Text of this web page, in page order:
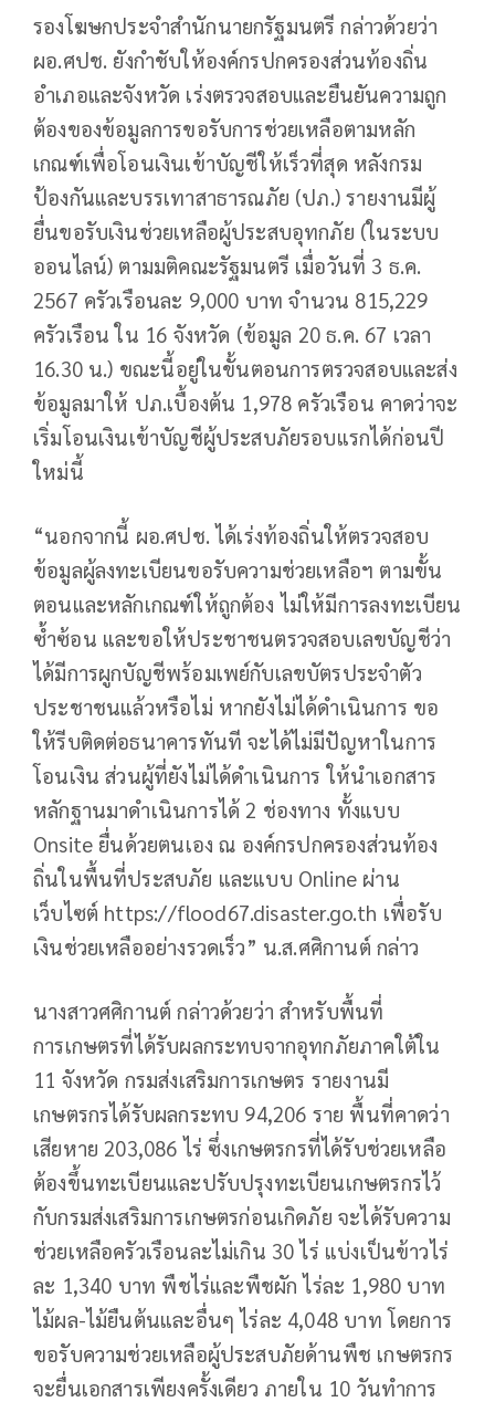
รองโฆษกประจำสำนักนายกรัฐมนตรี กล่าวด้วยว่า
ผอ.ศปช. ยังกำชับให้องค์กรปกครองส่วนท้องถิ่น
อำเภอและจังหวัด เร่งตรวจสอบและยืนยันความถูก
ต้องของข้อมูลการขอรับการช่วยเหลือตามหลัก
เกณฑ์เพื่อโอนเงินเข้าบัญชีให้เร็วที่สุด หลังกรม
ป้องกันและบรรเทาสาธารณภัย (ปภ.) รายงานมีผู้
ยื่นขอรับเงินช่วยเหลือผู้ประสบอุทกภัย (ในระบบ
ออนไลน์) ตามมติคณะรัฐมนตรี เมื่อวันที่ 3 ธ.ค.
2567 ครัวเรือนละ 9,000 บาท จำนวน 815,229
ครัวเรือน ใน 16 จังหวัด (ข้อมูล 20 ธ.ค. 67 เวลา
16.30 น.) ขณะนี้อยู่ในขั้นตอนการตรวจสอบและส่ง
ข้อมูลมาให้ ปภ.เบื้องต้น 1,978 ครัวเรือน คาดว่าจะ
เริ่มโอนเงินเข้าบัญชีผู้ประสบภัยรอบแรกได้ก่อนปี
ใหม่นี้
“นอกจากนี้ ผอ.ศปช. ได้เร่งท้องถิ่นให้ตรวจสอบ
ข้อมูลผู้ลงทะเบียนขอรับความช่วยเหลือฯ ตามขั้น
ตอนและหลักเกณฑ์ให้ถูกต้อง ไม่ให้มีการลงทะเบียน
ซ้ำซ้อน และขอให้ประชาชนตรวจสอบเลขบัญชีว่า
ได้มีการผูกบัญชีพร้อมเพย์กับเลขบัตรประจำตัว
ประชาชนแล้วหรือไม่ หากยังไม่ได้ดำเนินการ ขอ
ให้รีบติดต่อธนาคารทันที จะได้ไม่มีปัญหาในการ
โอนเงิน ส่วนผู้ที่ยังไม่ได้ดำเนินการ ให้นำเอกสาร
หลักฐานมาดำเนินการได้ 2 ช่องทาง ทั้งแบบ
Onsite ยื่นด้วยตนเอง ณ องค์กรปกครองส่วนท้อง
ถิ่นในพื้นที่ประสบภัย และแบบ Online ผ่าน
เว็บไซต์ https://flood67.disaster.go.th เพื่อรับ
เงินช่วยเหลืออย่างรวดเร็ว” น.ส.ศศิกานต์ กล่าว
นางสาวศศิกานต์ กล่าวด้วยว่า สำหรับพื้นที่
การเกษตรที่ได้รับผลกระทบจากอุทกภัยภาคใต้ใน
11 จังหวัด กรมส่งเสริมการเกษตร รายงานมี
เกษตรกรได้รับผลกระทบ 94,206 ราย พื้นที่คาดว่า
เสียหาย 203,086 ไร่ ซึ่งเกษตรกรที่ได้รับช่วยเหลือ
ต้องขึ้นทะเบียนและปรับปรุงทะเบียนเกษตรกรไว้
กับกรมส่งเสริมการเกษตรก่อนเกิดภัย จะได้รับความ
ช่วยเหลือครัวเรือนละไม่เกิน 30 ไร่ แบ่งเป็นข้าวไร่
ละ 1,340 บาท พืชไร่และพืชผัก ไร่ละ 1,980 บาท
ไม้ผล-ไม้ยืนต้นและอื่นๆ ไร่ละ 4,048 บาท โดยการ
ขอรับความช่วยเหลือผู้ประสบภัยด้านพืช เกษตรกร
จะยื่นเอกสารเพียงครั้งเดียว ภายใน 10 วันทำการ